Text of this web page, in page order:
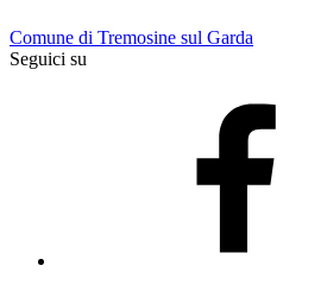
Comune di Tremosine sul Garda
Seguici su